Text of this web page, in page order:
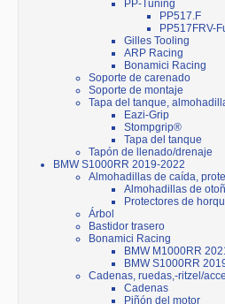
PP-Tuning
PP517.F
PP517FRV-
Gilles Tooling
ARP Racing
Bonamici Racing
Soporte de carenado
Soporte de montaje
Tapa del tanque,
Eazi-Grip
Stompgrip®
Tapa del tanque
Tapón de llenado/drenaje
BMW S1000RR 2019-2022
Almohadillas de caída,
Almohadillas de
Protectores de
Árbol
Bastidor trasero
Bonamici Racing
BMW M1000RR
BMW S1000RR
Cadenas, ruedas,-ritzel/
Cadenas
Piñón del motor